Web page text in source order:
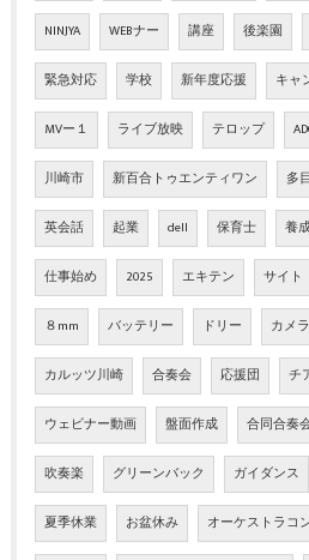
NINJYA WEBナー 講座 後楽園
緊急対応 学校 新年度応援 キャ
MVー１ ライブ放映 テロップ
川崎市 新百合トゥエンティワン 多
英会話 起業 dell 保育士 養
仕事始め 2025 エキテン サイト
８mm バッテリー ドリー カメ
カルッツ川崎 合奏会 応援団 チ
ウェビナー動画 盤面作成 合同合奏
吹奏楽 グリーンバック ガイダンス
夏季休業 お盆休み オーケストラコ